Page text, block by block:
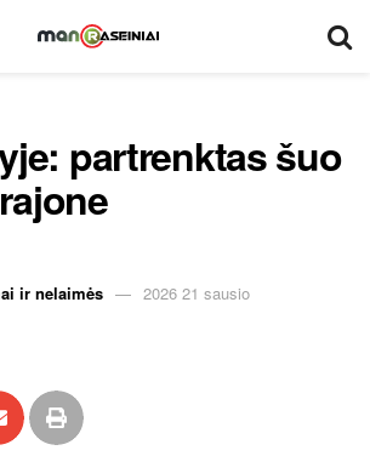
partrenktas šuo
ir nelaimės 2026 21 sausio